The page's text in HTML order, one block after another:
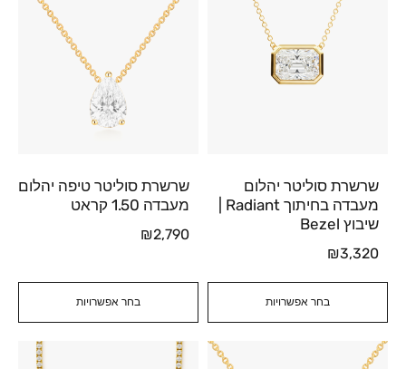
בחר אפשרויות
שרשרת סוליטר יהלום
שיבוץ Bezel
₪3,320
בחר אפשרויות
שרשרת סוליטר טיפה יהלום
מעבדה 1.50 קראט
₪2,790